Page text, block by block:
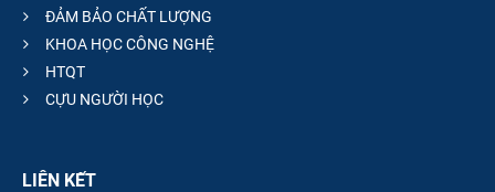
ĐẢM BẢO CHẤT LƯỢNG
KHOA HỌC CÔNG NGHỆ
HTQT
CỰU NGƯỜI HỌC
LIÊN KẾT